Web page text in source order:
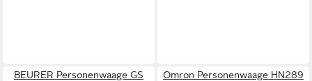
BEURER Personenwaage GS
Omron Personenwaage HN289